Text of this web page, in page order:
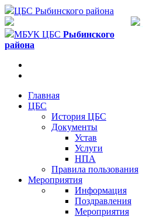
ЦБС Рыбинского района
МБУК ЦБС Рыбинского
района
Главная
ЦБС
История ЦБС
Документы
Устав
Услуги
НПА
Правила пользования
Мероприятия
Информация
Поздравления
Мероприятия